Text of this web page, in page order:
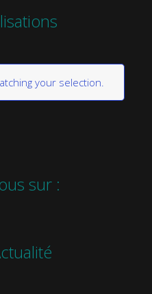
your selection.
sur :